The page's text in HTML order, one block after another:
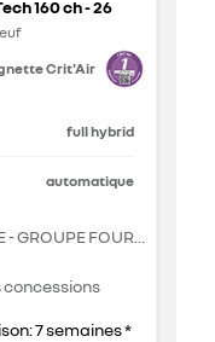
160 ch - 26
Crit'Air
full hybrid
automatique
GROUPE FOURRAGE
7 semaines *